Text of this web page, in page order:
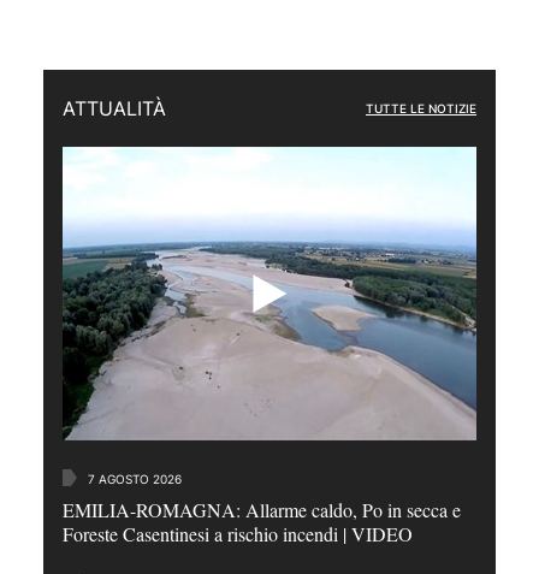
ATTUALITÀ TUTTE LE NOTIZIE
7 AGOSTO 2026
EMILIA-ROMAGNA: Allarme caldo, Po in secca e
Foreste Casentinesi a rischio incendi | VIDEO